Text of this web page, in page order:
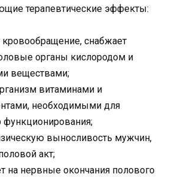
терапевтические эффекты:
кровообращение, снабжает
органы кислородом и
веществами;
витаминами и
необходимыми для
функционирования;
выносливость мужчин,
акт;
на нервные окончания полового